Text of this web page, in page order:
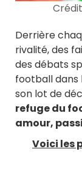
Derrière
rivalité, des
des débats
football dans
son lot de
refuge du
amour,
Voici les